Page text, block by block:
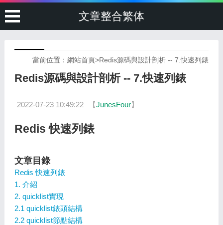
文章整合繁体
當前位置：網站首頁>Redis源碼與設計剖析 -- 7.快速列錶
Redis源碼與設計剖析 -- 7.快速列錶
2022-07-23 10:49:22 【JunesFour】
Redis 快速列錶
文章目錄
Redis 快速列錶
1. 介紹
2. quicklist實現
2.1 quicklist錶頭結構
2.2 quicklist節點結構